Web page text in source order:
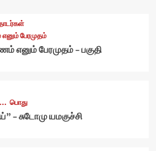
எனும் பேரமுதம்
எனும் பேரமுதம் – பகுதி
பொது
– சுடோமு யமகுச்சி